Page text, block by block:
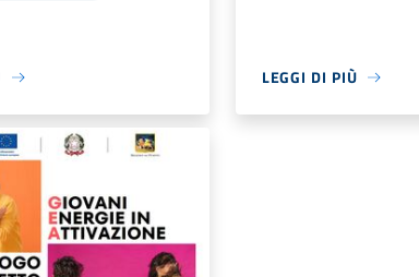
LEGGI DI PIÙ